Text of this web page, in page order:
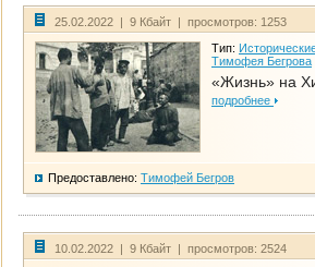
25.02.2022 | 9 Кбайт | просмотров: 1253
Тип:
Тимофея Бегрова
«Жизнь» на
подробнее
Предоставлено: Тимофей Бегров
10.02.2022 | 9 Кбайт | просмотров: 2524